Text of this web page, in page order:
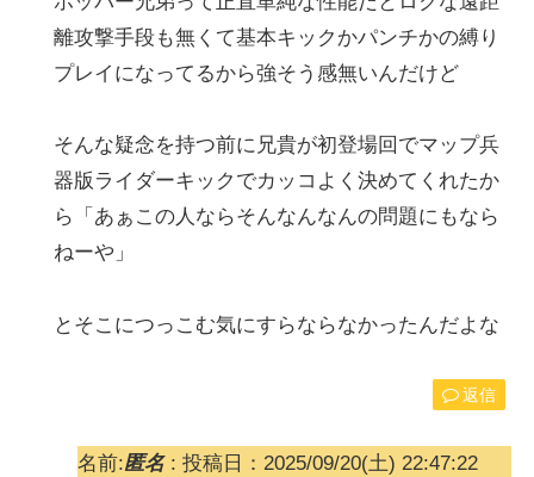
離攻撃手段も無くて基本キックかパンチかの縛り
プレイになってるから強そう感無いんだけど
そんな疑念を持つ前に兄貴が初登場回でマップ兵
器版ライダーキックでカッコよく決めてくれたか
ら「あぁこの人ならそんなんなんの問題にもなら
ねーや」
とそこにつっこむ気にすらならなかったんだよな
返信
名前:匿名: 投稿日：2025/09/20(土) 22:47:22